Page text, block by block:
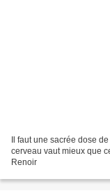
Il faut une sacrée dose
cerveau vaut mieux que
Renoir